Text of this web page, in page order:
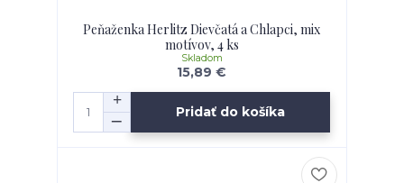
Peňaženka Herlitz Dievčatá a Chlapci, mix
motívov, 4 ks
15,89 €
Skladom
Pridať do košíka